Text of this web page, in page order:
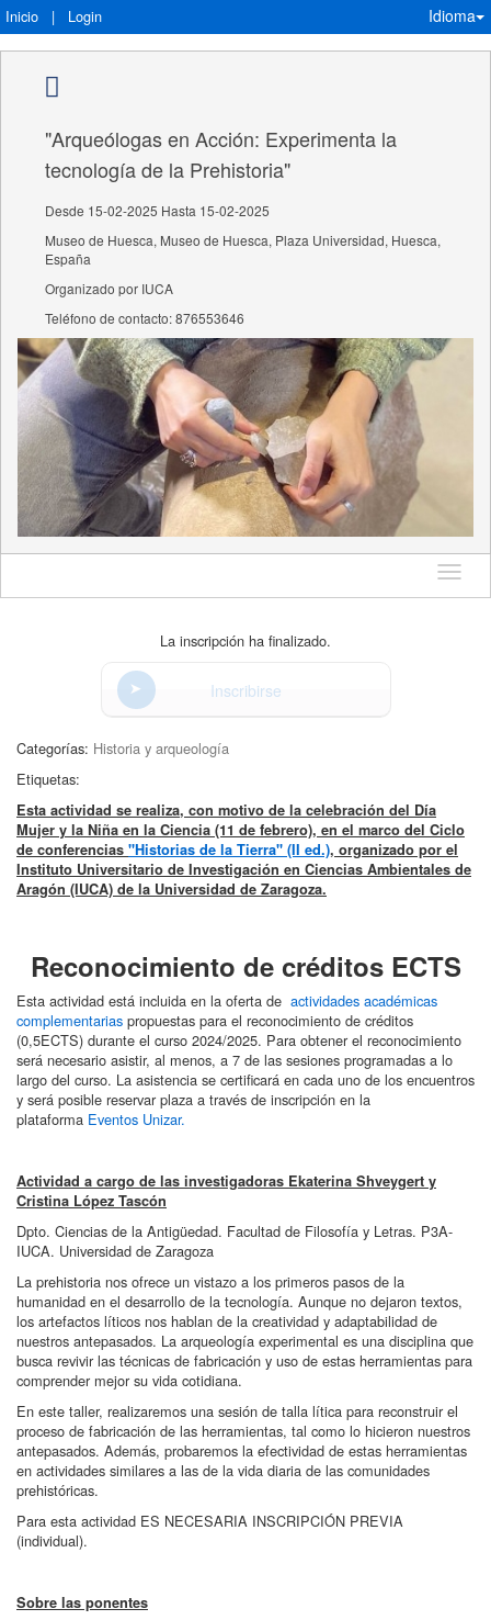
Inicio | Login Idioma
"Arqueólogas en Acción: Experimenta la
tecnología de la Prehistoria"
Desde 15-02-2025 Hasta 15-02-2025
Museo de Huesca, Museo de Huesca, Plaza Universidad, Huesca,
España
Organizado por IUCA
Teléfono de contacto: 876553646
Idioma
La inscripción ha finalizado.
Inscribirse
Categorías: Historia y arqueología
Etiquetas:
Esta actividad se realiza, con motivo de la celebración del Día
Mujer y la Niña en la Ciencia (11 de febrero), en el marco del Ciclo
de conferencias "Historias de la Tierra" (II ed.), organizado por el
Instituto Universitario de Investigación en Ciencias Ambientales de
Aragón (IUCA) de la Universidad de Zaragoza.
Reconocimiento de créditos ECTS
Esta actividad está incluida en la oferta de actividades académicas
complementarias propuestas para el reconocimiento de créditos
(0,5ECTS) durante el curso 2024/2025. Para obtener el reconocimiento
será necesario asistir, al menos, a 7 de las sesiones programadas a lo
largo del curso. La asistencia se certificará en cada uno de los encuentros
y será posible reservar plaza a través de inscripción en la
plataforma Eventos Unizar.
Actividad a cargo de las investigadoras Ekaterina Shveygert y
Cristina López Tascón
Dpto. Ciencias de la Antigüedad. Facultad de Filosofía y Letras. P3A-
IUCA. Universidad de Zaragoza
La prehistoria nos ofrece un vistazo a los primeros pasos de la
humanidad en el desarrollo de la tecnología. Aunque no dejaron textos,
los artefactos líticos nos hablan de la creatividad y adaptabilidad de
nuestros antepasados. La arqueología experimental es una disciplina que
busca revivir las técnicas de fabricación y uso de estas herramientas para
comprender mejor su vida cotidiana.
En este taller, realizaremos una sesión de talla lítica para reconstruir el
proceso de fabricación de las herramientas, tal como lo hicieron nuestros
antepasados. Además, probaremos la efectividad de estas herramientas
en actividades similares a las de la vida diaria de las comunidades
prehistóricas.
Para esta actividad ES NECESARIA INSCRIPCIÓN PREVIA
(individual).
Sobre las ponentes